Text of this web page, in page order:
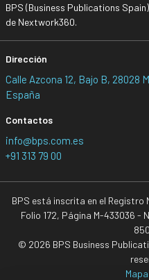
BPS (Business Publications
de Nextwork360.
Dirección
Calle Azcona 12, Bajo B, 28028
España
Contactos
info@bps.com.es
+91 313 79 00
BPS está inscrita en el Registro
Folio 172, Página M-433036 -
© 2026 BPS Business